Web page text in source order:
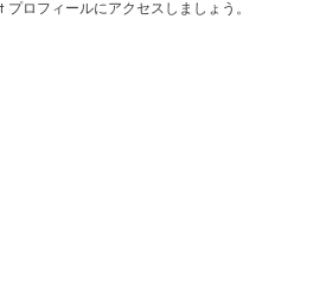
ロフィールにアクセスしましょう。